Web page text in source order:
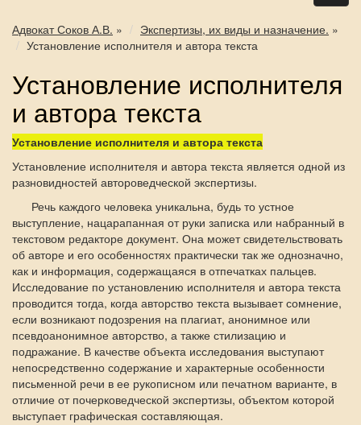
Адвокат Соков А.В. » Экспертизы, их виды и назначение. »
Установление исполнителя и автора текста
Установление исполнителя
и автора текста
Установление исполнителя и автора текста
Установление исполнителя и автора текста является одной из
разновидностей автороведческой экспертизы.
Речь каждого человека уникальна, будь то устное
выступление, нацарапанная от руки записка или набранный в
текстовом редакторе документ. Она может свидетельствовать
об авторе и его особенностях практически так же однозначно,
как и информация, содержащаяся в отпечатках пальцев.
Исследование по установлению исполнителя и автора текста
проводится тогда, когда авторство текста вызывает сомнение,
если возникают подозрения на плагиат, анонимное или
псевдоанонимное авторство, а также стилизацию и
подражание. В качестве объекта исследования выступают
непосредственно содержание и характерные особенности
письменной речи в ее рукописном или печатном варианте, в
отличие от почерковедческой экспертизы, объектом которой
выступает графическая составляющая.